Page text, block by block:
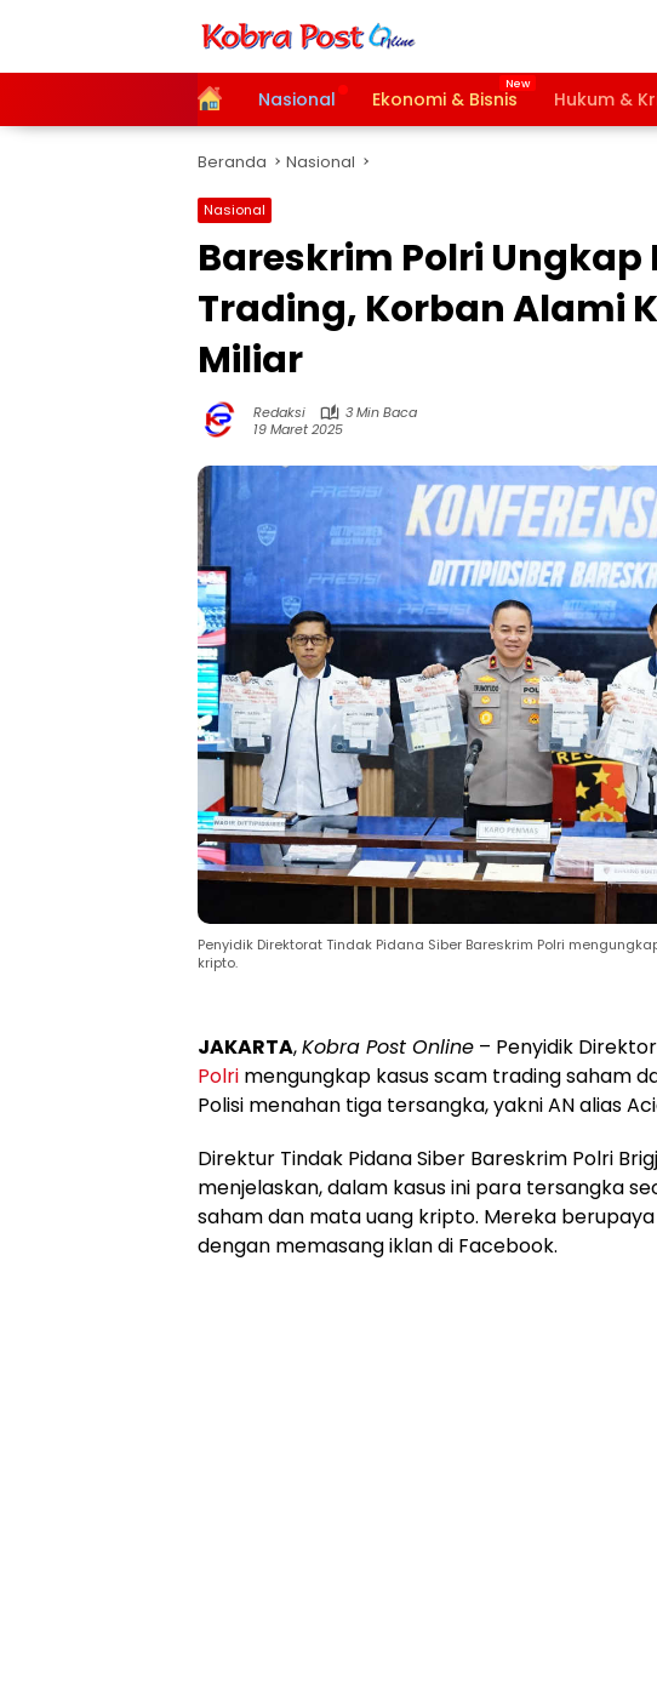
HomeNasional Ekonomi & Bisnis Hukum &
Beranda Nasional
Nasional
Bareskrim Polri Ungkap
Trading, Korban Alami
Miliar
Redaksi
3 Min Baca
19 Maret 2025
Penyidik Direktorat Tindak Pidana Siber Bareskrim Polri
kripto.
JAKARTA,Kobra Post Online – Penyidik
Polri mengungkap kasus scam trading saham
Polisi menahan tiga tersangka, yakni AN alias
Direktur Tindak Pidana Siber Bareskrim Polri
menjelaskan, dalam kasus ini para tersangka
saham dan mata uang kripto. Mereka
dengan memasang iklan di Facebook.